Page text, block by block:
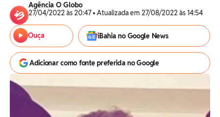
Agência O Globo
27/04/2022 às 20:47 • Atualizada em 27/08/2022 às 14:54
Ouça iBahia no Google News
Adicionar como fonte preferida no Google